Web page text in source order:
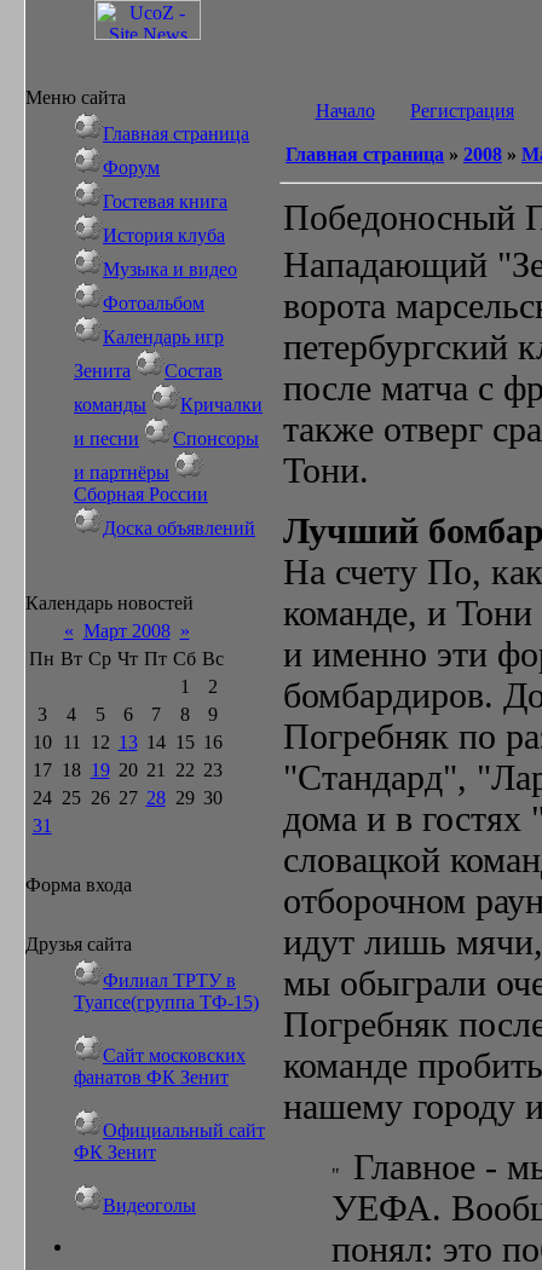
Меню сайта
Главная страница
Форум
Гостевая книга
История клуба
Музыка и видео
Фотоальбом
Календарь игр
Зенита
Состав
команды
Кричалки
и песни
Спонсоры
и партнёры
Сборная России
Доска объявлений
Календарь новостей
« Март 2008 »
Пн Вт Ср Чт Пт Сб Вс
1
2
3
4 5 6 7 8
9
10
11 12 13 14 15 16
17 18 19 20 21 22 23
24 25 26 27 28 29 30
31
Форма входа
Друзья сайта
Филиал ТРТУ в
Туапсе(группа ТФ-15)
Сайт московских
фанатов ФК Зенит
Официальный сайт
ФК Зенит
Видеоголы
Начало Регистрация
Главная страница » 2008 »
Победоносный
Нападающий
ворота
петербургский
после матча с
также отверг
Тони.
Лучший
На счету По,
команде, и
и именно эти
бомбардиров.
Погребняк по
"Стандард",
дома и в
словацкой
отборочном
идут лишь
мы обыграли
Погребняк
команде
нашему городу
Главное -
УЕФА.
понял: это